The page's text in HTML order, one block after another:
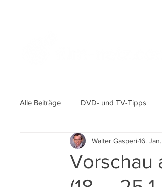
Alle Beiträge DVD- und TV-Tipps
Vorschau
Walter Gasperi16.